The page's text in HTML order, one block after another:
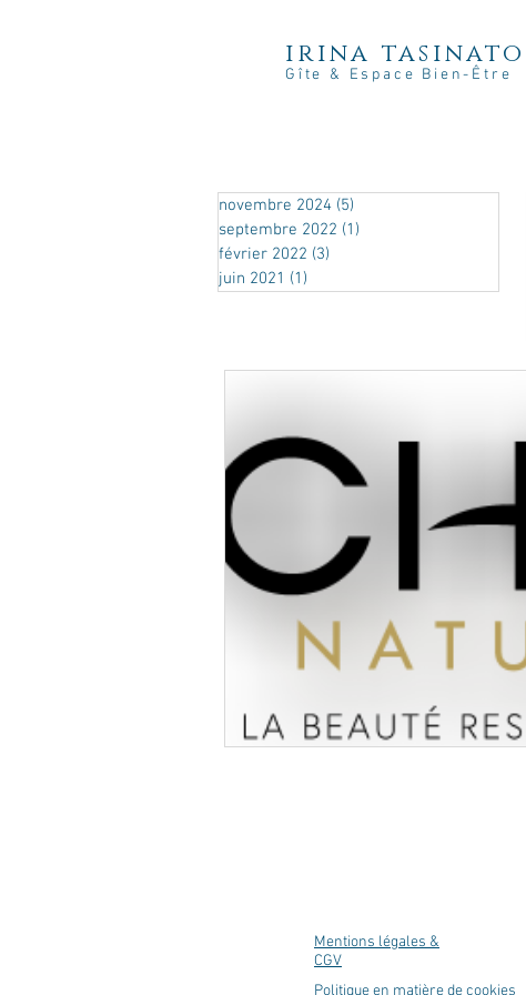
irina tasinato
Gîte & Espace Bien-Être
novembre 2024 (5)
septembre 2022 (1)
février 2022 (3)
juin 2021 (1)
Mentions légales &
CGV